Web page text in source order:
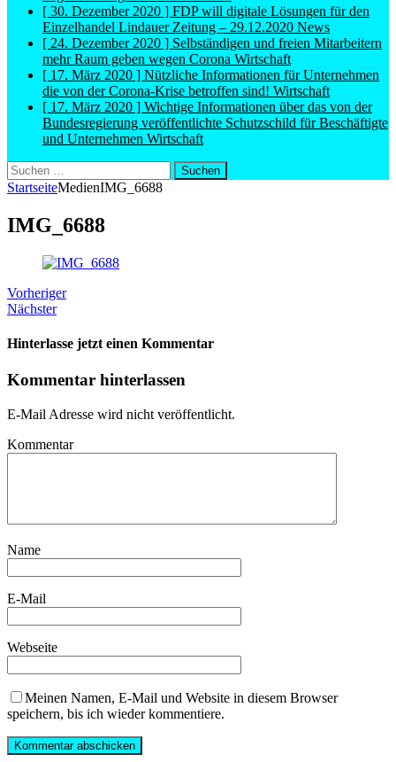
[ 30. Dezember 2020 ] FDP will digitale Lösungen für den
Einzelhandel Lindauer Zeitung – 29.12.2020 News
[ 24. Dezember 2020 ] Selbständigen und freien Mitarbeitern
mehr Raum geben wegen Corona Wirtschaft
[ 17. März 2020 ] Nützliche Informationen für Unternehmen
die von der Corona-Krise betroffen sind! Wirtschaft
[ 17. März 2020 ] Wichtige Informationen über das von der
Bundesregierung veröffentlichte Schutzschild für Beschäftigte
und Unternehmen Wirtschaft
Suchen
nach:
StartseiteMedienIMG_6688
IMG_6688
Vorheriger
Nächster
Hinterlasse jetzt einen Kommentar
Kommentar hinterlassen
E-Mail Adresse wird nicht veröffentlicht.
Kommentar
Name
E-Mail
Webseite
Meinen Namen, E-Mail und Website in diesem Browser
speichern, bis ich wieder kommentiere.